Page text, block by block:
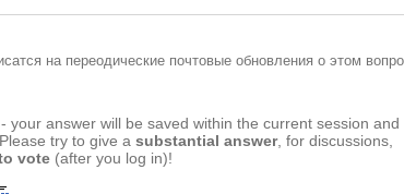
на переодические почтовые обновления о этом
- your answer will be saved within the current session and
try to give a substantial answer, for discussions,
vote (after you log in)!